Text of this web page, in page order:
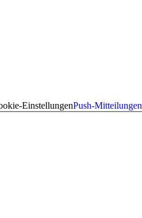
EinstellungenPush-Mitteilungen